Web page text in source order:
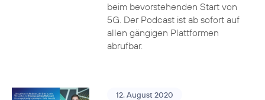
beim bevorstehenden Start von
5G. Der Podcast ist ab sofort auf
allen gängigen Plattformen
abrufbar.
12. August 2020